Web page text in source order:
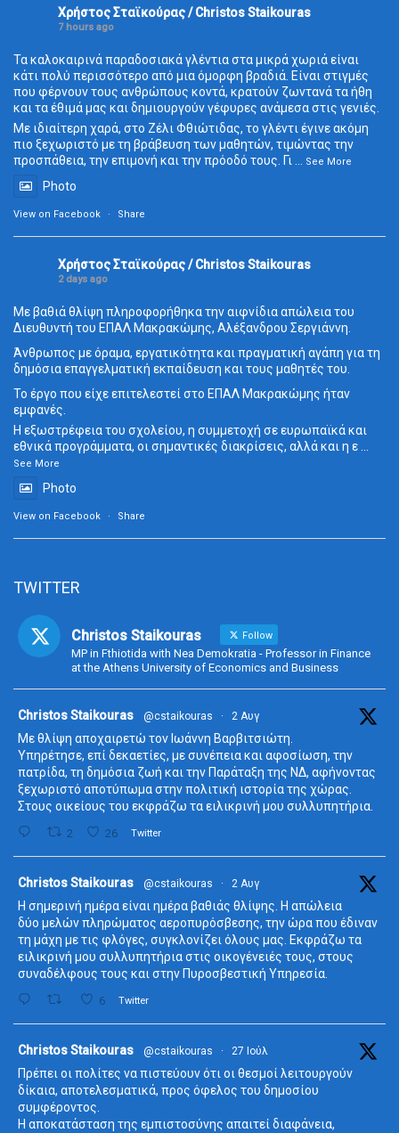
Χρήστος Σταϊκούρας / Christos Staikouras
7 hours ago
Τα καλοκαιρινά παραδοσιακά γλέντια στα μικρά χωριά είναι
κάτι πολύ περισσότερο από μια όμορφη βραδιά. Είναι στιγμές
που φέρνουν τους ανθρώπους κοντά, κρατούν ζωντανά τα ήθη
και τα έθιμά μας και δημιουργούν γέφυρες ανάμεσα στις γενιές.
Με ιδιαίτερη χαρά, στο Ζέλι Φθιώτιδας, το γλέντι έγινε ακόμη
πιο ξεχωριστό με τη βράβευση των μαθητών, τιμώντας την
προσπάθεια, την επιμονή και την πρόοδό τους. Γι
See More
Photo
View on Facebook · Share
Χρήστος Σταϊκούρας / Christos Staikouras
2 days ago
Με βαθιά θλίψη πληροφορήθηκα την αιφνίδια απώλεια του
Διευθυντή του ΕΠΑΛ Μακρακώμης, Αλέξανδρου Σεργιάννη.
Άνθρωπος με όραμα, εργατικότητα και πραγματική αγάπη για τη
δημόσια επαγγελματική εκπαίδευση και τους μαθητές του.
Το έργο που είχε επιτελεστεί στο ΕΠΑΛ Μακρακώμης ήταν
εμφανές.
Η εξωστρέφεια του σχολείου, η συμμετοχή σε ευρωπαϊκά και
εθνικά προγράμματα, οι σημαντικές διακρίσεις, αλλά και η ε
See More
Photo
View on Facebook · Share
TWITTER
Christos Staikouras Follow
MP in Fthiotida with Nea Demokratia - Professor in Finance
at the Athens University of Economics and Business
Christos Staikouras @cstaikouras · 2 Αυγ
Με θλίψη αποχαιρετώ τον Ιωάννη Βαρβιτσιώτη.
Υπηρέτησε, επί δεκαετίες, με συνέπεια και αφοσίωση, την
πατρίδα, τη δημόσια ζωή και την Παράταξη της ΝΔ, αφήνοντας
ξεχωριστό αποτύπωμα στην πολιτική ιστορία της χώρας.
Στους οικείους του εκφράζω τα ειλικρινή μου συλλυπητήρια.
2 26 Twitter
Christos Staikouras @cstaikouras · 2 Αυγ
Η σημερινή ημέρα είναι ημέρα βαθιάς θλίψης. Η απώλεια
δύο μελών πληρώματος αεροπυρόσβεσης, την ώρα που έδιναν
τη μάχη με τις φλόγες, συγκλονίζει όλους μας. Εκφράζω τα
ειλικρινή μου συλλυπητήρια στις οικογένειές τους, στους
συναδέλφους τους και στην Πυροσβεστική Υπηρεσία.
6 Twitter
Christos Staikouras @cstaikouras · 27 Ιούλ
Πρέπει οι πολίτες να πιστεύουν ότι οι θεσμοί λειτουργούν
δίκαια, αποτελεσματικά, προς όφελος του δημοσίου
συμφέροντος.
Η αποκατάσταση της εμπιστοσύνης απαιτεί διαφάνεια,